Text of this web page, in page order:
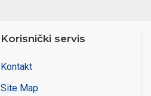
Korisnički servis
Kontakt
Site Map